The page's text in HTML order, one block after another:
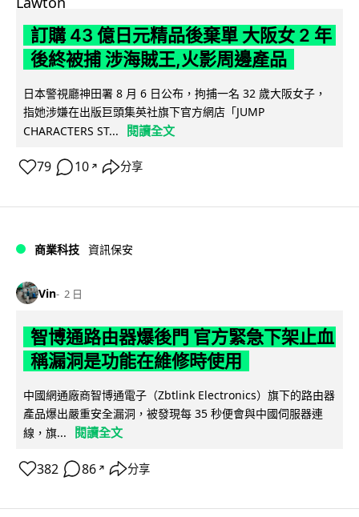
訂購 43 億日元精品後棄單 大阪女 2 年
後終被捕 涉海賊王,火影周邊產品
日本警視廳神田署 8 月 6 日公布，拘捕一名 32 歲大阪女子，
指她涉嫌在出版巨頭集英社旗下官方網店「JUMP
CHARACTERS ST...
閱讀全文
79 10 ↗ 分享
商業科技 資訊保安
Vin 2 日
智博通路由器爆後門 官方緊急下架止血
稱漏洞是功能在維修時使用
中國網通廠商智博通電子（Zbtlink Electronics）旗下的路由器
產品爆出嚴重安全漏洞，被發現每 35 秒便會與中國伺服器連
線，旗...
閱讀全文
382 86 ↗ 分享